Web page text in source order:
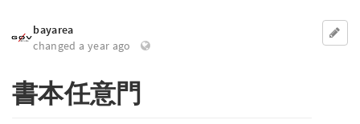
bayarea
changed a year ago
書本任意門